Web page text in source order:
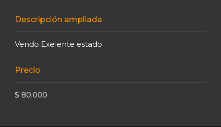
Descripción ampliada
Vendo Exelente estado
Precio
$ 80.000